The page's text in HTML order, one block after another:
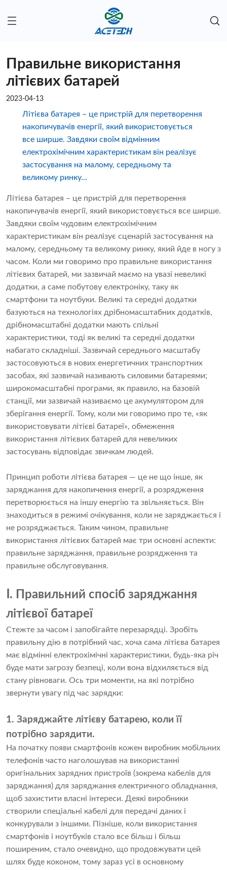
Правильне використання
літієвих батарей
2023-04-13
Літієва батарея – це пристрій для перетворення
накопичувачів енергії, який використовується
все ширше. Завдяки своїм відмінним
електрохімічним характеристикам він реалізує
застосування на малому, середньому та
великому ринку...
Літієва батарея – це пристрій для перетворення
накопичувачів енергії, який використовується все ширше.
Завдяки своїм чудовим електрохімічним
характеристикам він реалізує сценарій застосування на
малому, середньому та великому ринку, який йде в ногу з
часом. Коли ми говоримо про правильне використання
літієвих батарей, ми зазвичай маємо на увазі невеликі
додатки, а саме побутову електроніку, таку як
смартфони та ноутбуки. Великі та середні додатки
базуються на технологіях дрібномасштабних додатків,
дрібномасштабні додатки мають спільні
характеристики, тоді як великі та середні додатки
набагато складніші. Зазвичай середнього масштабу
застосовуються в нових енергетичних транспортних
засобах, які зазвичай називають силовими батареями;
широкомасштабні програми, як правило, на базовій
станції, ми зазвичай називаємо це акумулятором для
зберігання енергії. Тому, коли ми говоримо про те, «як
використовувати літієві батареї», обмеження
використання літієвих батарей для невеликих
застосувань відповідає звичкам людей.
Принцип роботи літієва батарея — це не що інше, як
заряджання для накопичення енергії, а розрядження
перетворюється на іншу енергію та звільняється. Він
знаходиться в режимі очікування, коли не заряджається і
не розряджається. Таким чином, правильне
використання літієвих батарей має три основні аспекти:
правильне заряджання, правильне розрядження та
правильне обслуговування.
Ⅰ. Правильний спосіб заряджання
літієвої батареї
Стежте за часом і запобігайте перезарядці. Зробіть
правильну дію в потрібний час, хоча сама літієва батарея
має відмінні електрохімічні характеристики, будь-яка річ
буде мати загрозу безпеці, коли вона відхиляється від
стану рівноваги. Ось три моменти, на які потрібно
звернути увагу під час зарядки:
1. Заряджайте літієву батарею, коли її
потрібно зарядити.
На початку появи смартфонів кожен виробник мобільних
телефонів часто наголошував на використанні
оригінальних зарядних пристроїв (зокрема кабелів для
заряджання) для заряджання електричного обладнання,
щоб захистити власні інтереси. Деякі виробники
створили спеціальні кабелі для передачі даних і
конкурували з іншими. Пізніше, коли використання
смартфонів і ноутбуків стало все більш і більш
поширеним, стало очевидно, що продовжувати цей
шлях буде коконом, тому зараз усі в основному